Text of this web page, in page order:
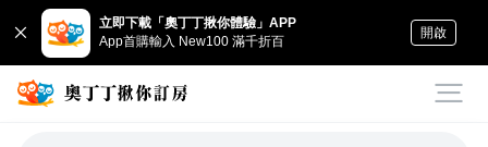
立即下載「奧丁丁揪你體驗」APP
App首購輸入 New100 滿千折百
開啟